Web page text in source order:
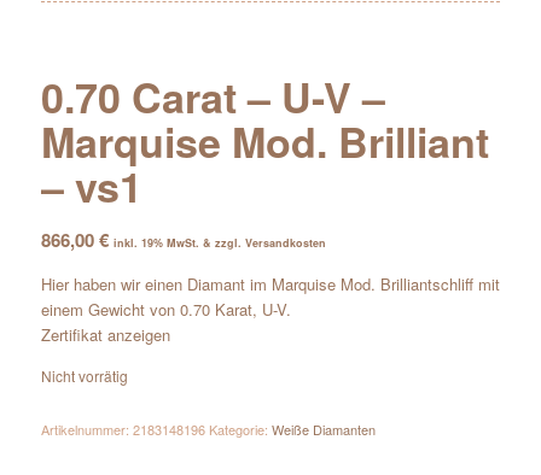
0.70 Carat – U-V –
Marquise Mod. Brilliant
– vs1
866,00€ inkl. 19% MwSt. & zzgl. Versandkosten
Hier haben wir einen Diamant im Marquise Mod. Brilliantschliff mit
einem Gewicht von 0.70 Karat, U-V.
Zertifikat anzeigen
Nicht vorrätig
Artikelnummer: 2183148196 Kategorie: Weiße Diamanten